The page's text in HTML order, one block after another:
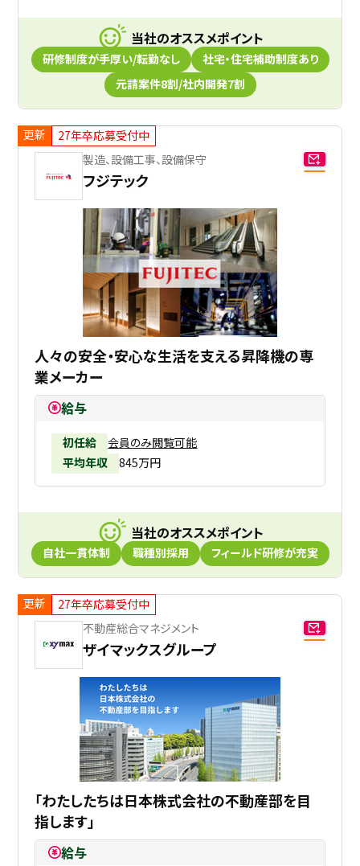
当社のオススメポイント
研修制度が手厚い/転勤なし
社宅・住宅補助制度あり
元請案件8割/社内開発7割
更新
27年卒応募受付中
製造、設備工事、設備保守
フジテック
人々の安全・安心な生活を支える昇降機の専
業メーカー
給与
初任給
会員のみ閲覧可能
平均年収
845万円
当社のオススメポイント
自社一貫体制 職種別採用 フィールド研修が充実
更新
27年卒応募受付中
不動産総合マネジメント
ザイマックスグループ
「わたしたちは日本株式会社の不動産部を目
指します」
給与